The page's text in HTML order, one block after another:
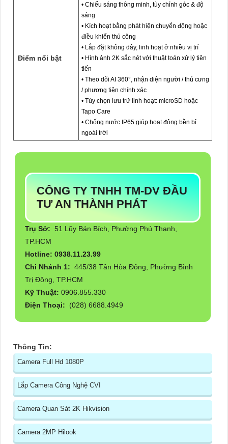
Điểm nổi bật
• Chiếu sáng thông minh, tùy chỉnh góc & độ
sáng
• Kích hoạt bằng phát hiện chuyển động hoặc
điều khiển thủ công
• Lắp đặt không dây, linh hoạt ở nhiều vị trí
• Hình ảnh 2K sắc nét với thuật toán xử lý tiên
tiến
• Theo dõi AI 360°, nhận diện người / thú cưng
/ phương tiện chính xác
• Tùy chọn lưu trữ linh hoạt: microSD hoặc
Tapo Care
• Chống nước IP65 giúp hoạt động bền bỉ
ngoài trời
CÔNG TY TNHH TM-DV ĐẦU
TƯ AN THÀNH PHÁT
Trụ Sở: 51 Lũy Bán Bích, Phường Phú Thạnh,
TP.HCM
Hotline: 0938.11.23.99
Chi Nhánh 1: 445/38 Tân Hòa Đông, Phường Bình
Trị Đông, TP.HCM
Kỹ Thuật: 0906.855.330
Điện Thoại:
(028) 6688.4949
Thông Tin:
Camera Full Hd 1080P
Lắp Camera Công Nghệ CVI
Camera Quan Sát 2K Hikvision
Camera 2MP Hilook